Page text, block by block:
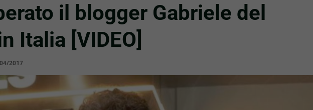
il blogger Gabriele del
Italia [VIDEO]
2017